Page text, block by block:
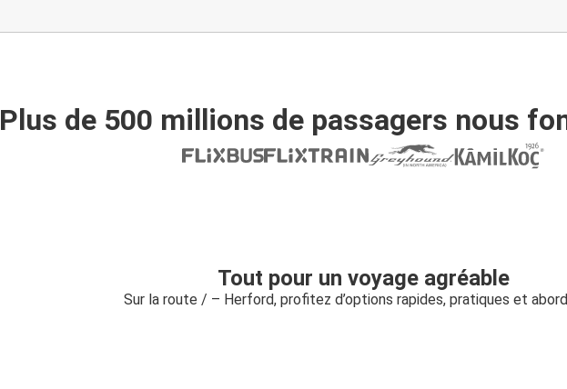
Plus de 500 millions de passagers nous
Tout pour un voyage agréable
Sur la route / – Herford, profitez d’options rapides, pratiques et